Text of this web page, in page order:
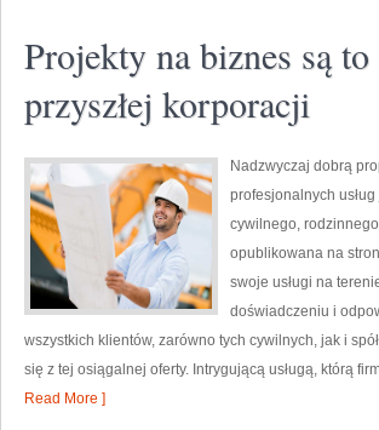
Projekty na biznes są
przyszłej korporacji
Nadzwyczaj dobrą
profesjonalnych
cywilnego,
opublikowana na
swoje usługi na
doświadczeniu i
wszystkich klientów, zarówno tych cywilnych, jak i
się z tej osiągalnej oferty. Intrygującą usługą, którą
Read More ]